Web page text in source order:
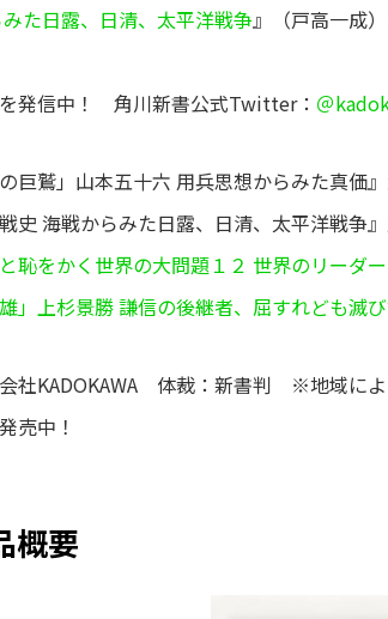
た日露、日清、太平洋戦争』（戸高一成
発信中！ 角川新書公式Twitter： ＠
の巨鷲」山本五十六 用兵思想からみた真価
戦史 海戦からみた日露、日清、太平洋戦争
恥をかく世界の大問題１２ 世界のリーダ
雄」上杉景勝 謙信の後継者、屈すれども滅
社KADOKAWA 体裁：新書判 ※地域によ
売中！
概要